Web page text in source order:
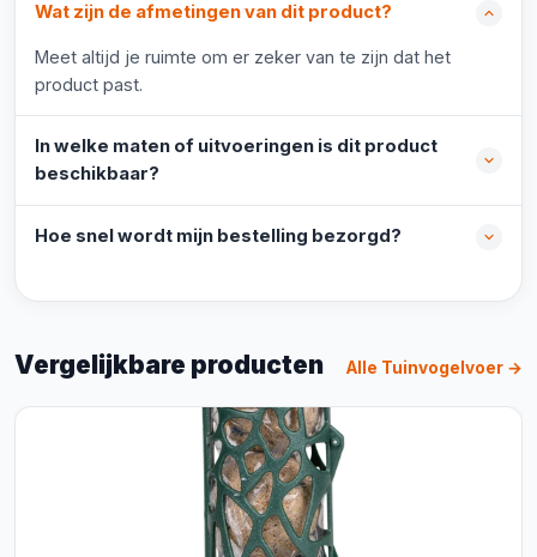
Wat zijn de afmetingen van dit product?
Meet altijd je ruimte om er zeker van te zijn dat het
product past.
In welke maten of uitvoeringen is dit product
beschikbaar?
Hoe snel wordt mijn bestelling bezorgd?
Vergelijkbare producten Alle Tuinvogelvoer →